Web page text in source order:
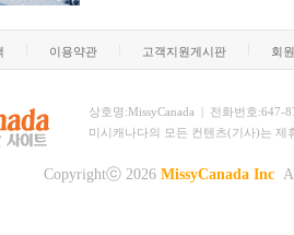
이용약관 고객지원게시판 회
상호명:MissyCanada | 전화번호:647-
미시캐나다의 모든 컨텐츠(기사)는
Copyrightⓒ 2026 MissyCanada Inc